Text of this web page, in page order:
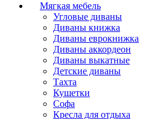
Мягкая мебель
Угловые диваны
Диваны книжка
Диваны еврокнижка
Диваны аккордеон
Диваны выкатные
Детские диваны
Тахта
Кушетки
Софа
Кресла для отдыха